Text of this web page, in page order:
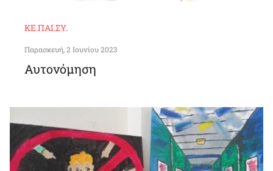
ΚΕ.ΠΑΙ.ΣΥ.
Παρασκευή, 2 Ιουνίου 2023
Αυτονόμηση